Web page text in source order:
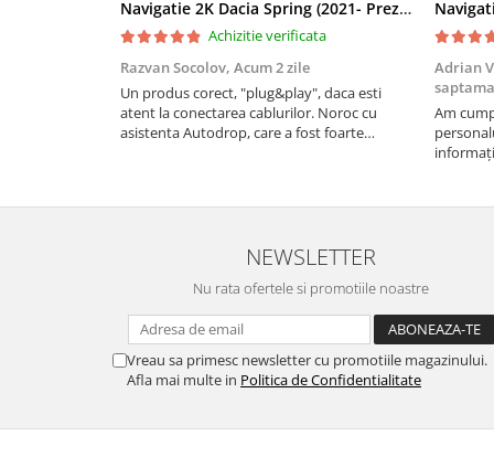
Rame adaptoare Dacia
Rame adaptoare Audi
Rame adaptoare BMW
Rame adaptoare Honda
Rame Adaptoare Porsche
Navigatie 2K Dacia Spring (2021- Prezent), Android, S-Quadcore / 4GB RAM + 64GB ROM, 9.5 Inch - AD-BGS90042K+AD-BGRKIT366V4s
Achizitie verificata
Razvan Socolov, Acum 2 zile
Un produs corect, "plug&play", daca esti
atent la conectarea cablurilor. Noroc cu
asistenta Autodrop, care a fost foarte
Adrian
Am
revin la
NEWSLETTER
Nu rata ofertele si promotiile noastre
Vreau sa primesc newsletter cu promotiile magazinului.
Afla mai multe in Politica de Confidentialitate